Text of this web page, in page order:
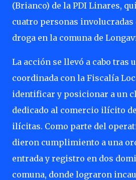
(Brianco) de la PDI Linares,
cuatro personas involucradas
droga en la comuna de
La acción se llevó a cabo tras
coordinada con la Fiscalía
identificar y posicionar a un
dedicado al comercio ilícito
ilícitas. Como parte del
dieron cumplimiento a una
entrada y registro en dos
comuna, donde lograron